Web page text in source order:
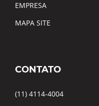
EMPRESA
MAPA SITE
CONTATO
(11) 4114-4004